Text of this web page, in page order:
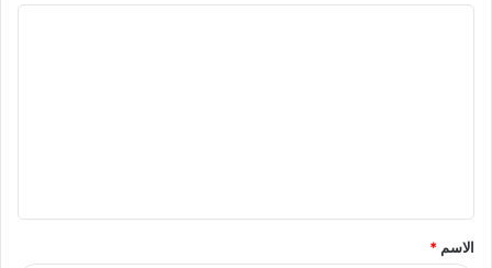
ق
*
الاسم *